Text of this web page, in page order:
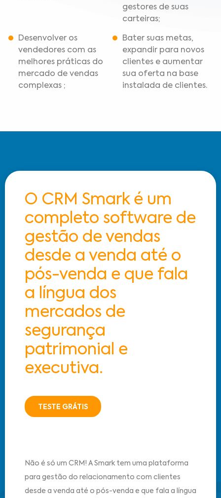
gestores de suas
carteiras;
Desenvolver os
vendedores com as
melhores práticas do
mercado de vendas
complexas ;
Bater suas metas,
expandir para novos
clientes e aumentar
sua oferta na base
instalada de clientes.
O CRM Smark é um
completo software de
gestão de vendas
desde a venda até o
pós-venda e que fala
a língua dos
mercados de
segurança
patrimonial e
executiva.
TESTE GRÁTIS
Não é só um CRM! A Smark tem uma plataforma
para gestão do relacionamento com clientes
desde a venda até o pós-venda e que fala a língua